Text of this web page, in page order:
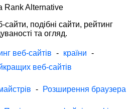
Rank Alternative
сайти, подібні сайти, рейтинг
та огляд.
веб-сайтів - країни -
веб-сайтів
- Розширення браузера